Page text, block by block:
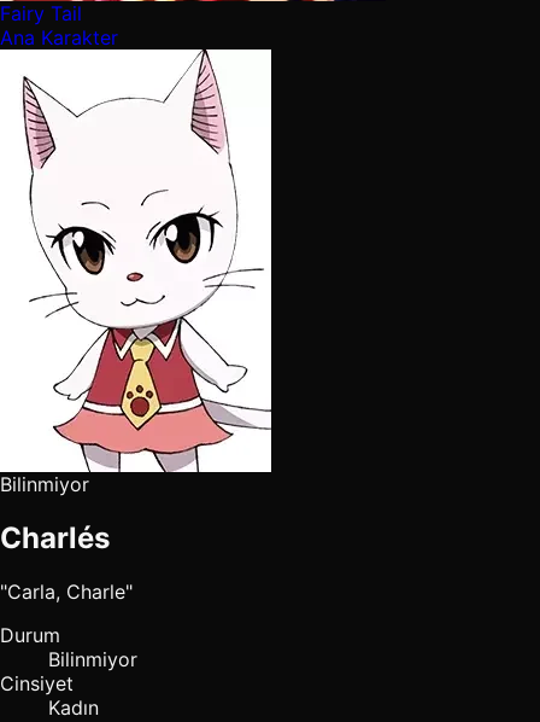
Fairy Tail
Ana Karakter
Bilinmiyor
Charlés
"Carla, Charle"
Durum
Bilinmiyor
Cinsiyet
Kadın